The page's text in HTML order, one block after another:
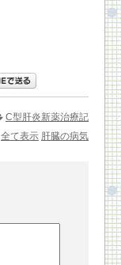
C型肝炎新薬治療記
全て表示 肝臓の病気